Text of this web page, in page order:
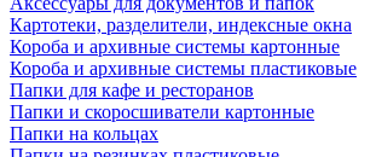
Картотеки, разделители, индексные окна
Короба и архивные системы картонные
Короба и архивные системы пластиковые
Папки для кафе и ресторанов
Папки и скоросшиватели картонные
Папки на кольцах